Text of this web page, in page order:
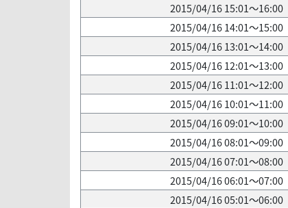
2015/04/16 15:01～16:00
2015/04/16 14:01～15:00
2015/04/16 13:01～14:00
2015/04/16 12:01～13:00
2015/04/16 11:01～12:00
2015/04/16 10:01～11:00
2015/04/16 09:01～10:00
2015/04/16 08:01～09:00
2015/04/16 07:01～08:00
2015/04/16 06:01～07:00
2015/04/16 05:01～06:00